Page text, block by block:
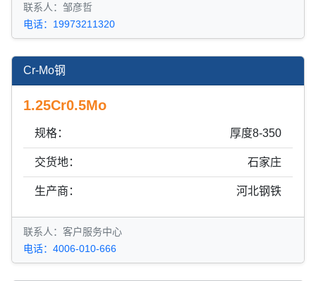
联系人：邹彦哲
电话：19973211320
Cr-Mo钢
1.25Cr0.5Mo
规格： 厚度8-350
交货地： 石家庄
生产商： 河北钢铁
联系人：客户服务中心
电话：4006-010-666